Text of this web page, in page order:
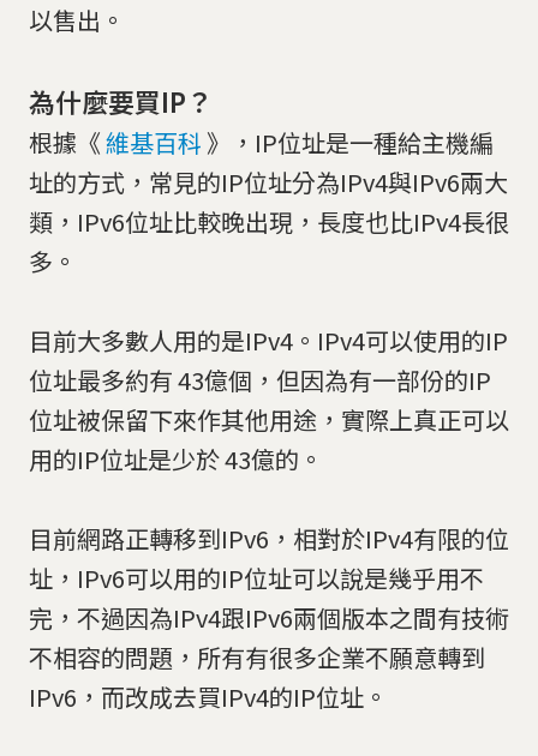
以售出。
為什麼要買IP？
根據《維基百科 》，IP位址是一種給主機編
址的方式，常見的IP位址分為IPv4與IPv6兩大
類，IPv6位址比較晚出現，長度也比IPv4長很
多。
目前大多數人用的是IPv4。IPv4可以使用的IP
位址最多約有 43億個，但因為有一部份的IP
位址被保留下來作其他用途，實際上真正可以
用的IP位址是少於 43億的。
目前網路正轉移到IPv6，相對於IPv4有限的位
址，IPv6可以用的IP位址可以說是幾乎用不
完，不過因為IPv4跟IPv6兩個版本之間有技術
不相容的問題，所有有很多企業不願意轉到
IPv6，而改成去買IPv4的IP位址。